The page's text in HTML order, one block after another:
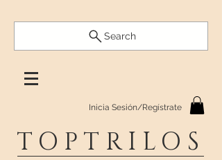
Search
Inicia Sesión/Regístrate
TOPTRILOS